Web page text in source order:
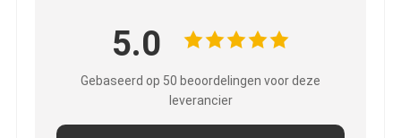
5.0
Gebaseerd op 50 beoordelingen voor deze
leverancier